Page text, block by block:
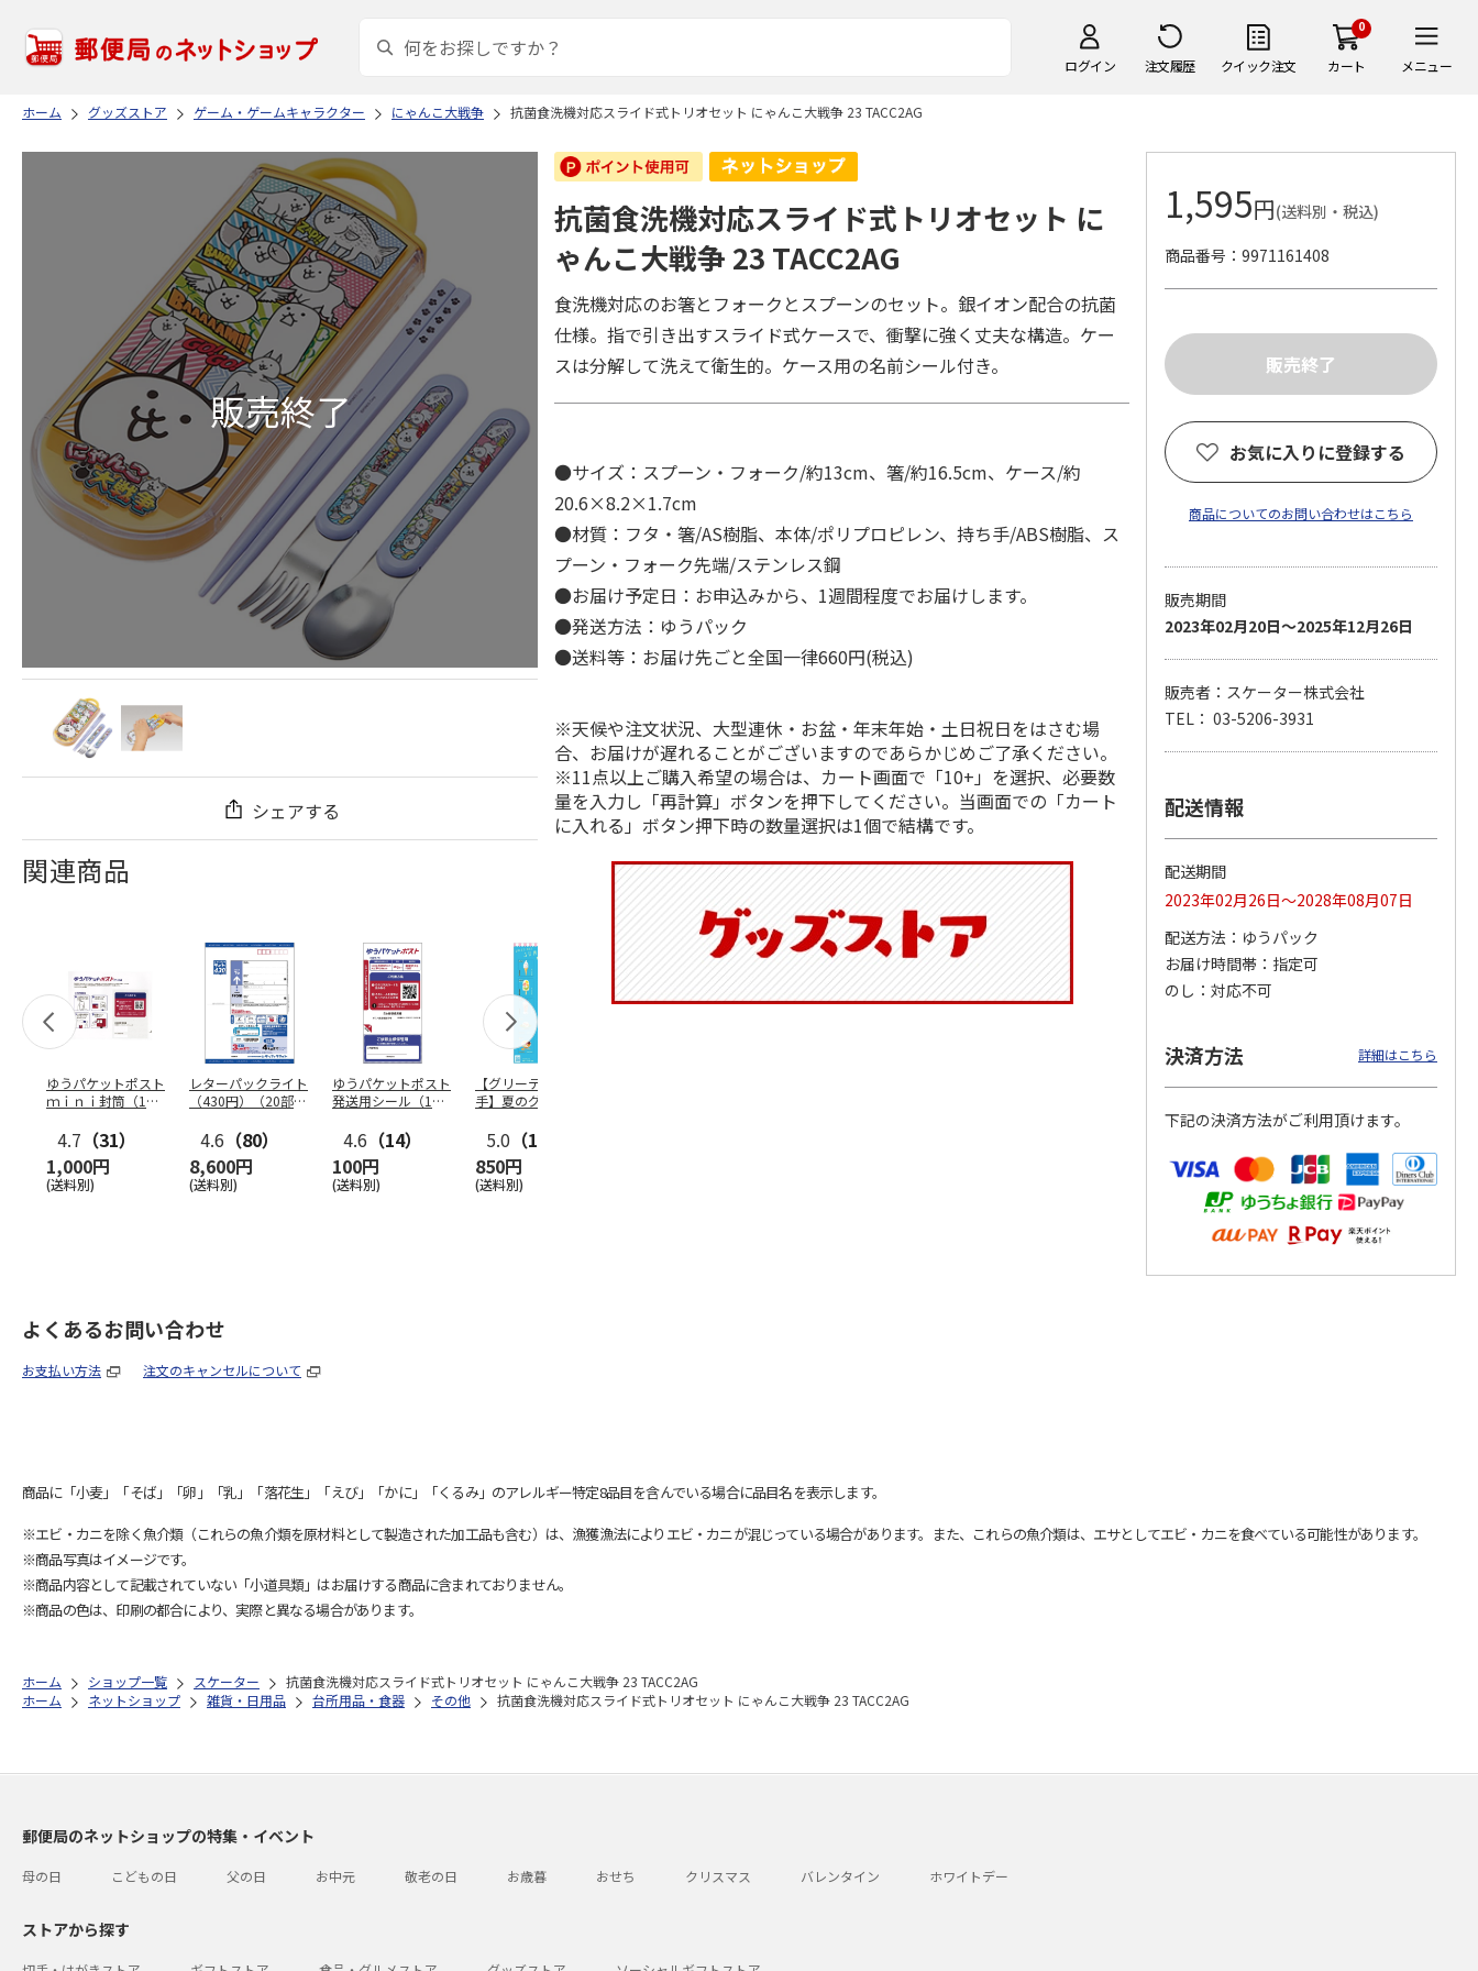
ログイン 注文履歴 クイック注文
0
カート メニュー
ホーム グッズストア ゲーム・ゲームキャラクター にゃんこ大戦争 抗菌食洗機対応スライド式トリオセット にゃんこ大戦争 23 TACC2AG
シェアする
関連商品
ゆうパケットポスト
ｍｉｎｉ封筒（1個
4.7 （31）
1,000円
(送料別)
レターパックライト
（430円）（20部セ
4.6 （80）
8,600円
(送料別)
ゆうパケットポスト
発送用シール（1個
4.6 （14）
100円
(送料別)
【グリーティング切
手】夏のグリーティ
5.0 （10）
850円
(送料別)
【グリーティング切
【グリーティング切
（シンプル）（110
5,500円
(送料別)
【のり式】110円普
ート100枚）
11,000円
(送料別)
抗菌食洗機対応スライド式トリオセット に
ゃんこ大戦争 23 TACC2AG
食洗機対応のお箸とフォークとスプーンのセット。銀イオン配合の抗菌
仕様。指で引き出すスライド式ケースで、衝撃に強く丈夫な構造。ケー
スは分解して洗えて衛生的。ケース用の名前シール付き。
●サイズ：スプーン・フォーク/約13cm、箸/約16.5cm、ケース/約
20.6×8.2×1.7cm
●材質：フタ・箸/AS樹脂、本体/ポリプロピレン、持ち手/ABS樹脂、ス
プーン・フォーク先端/ステンレス鋼
●お届け予定日：お申込みから、1週間程度でお届けします。
●発送方法：ゆうパック
●送料等：お届け先ごと全国一律660円(税込)
※天候や注文状況、大型連休・お盆・年末年始・土日祝日をはさむ場
合、お届けが遅れることがございますのであらかじめご了承ください。
※11点以上ご購入希望の場合は、カート画面で「10+」を選択、必要数
量を入力し「再計算」ボタンを押下してください。当画面での「カート
に入れる」ボタン押下時の数量選択は1個で結構です。
1,595円(送料別・税込)
商品番号
9971161408
お気に入りに登録する
商品についてのお問い合わせはこちら
販売期間
2023年02月20日～2025年12月26日
販売者：スケーター株式会社
TEL： 03-5206-3931
配送情報
配送期間
2023年02月26日～2028年08月07日
配送方法
ゆうパック
お届け時間帯
指定可
のし
対応不可
決済方法 詳細はこちら
下記の決済方法がご利用頂けます。
よくあるお問い合わせ
お支払い方法 注文のキャンセルについて
商品に「小麦」「そば」「卵」「乳」「落花生」「えび」「かに」「くるみ」のアレルギー特定8品目を含んでいる場合に品目名を表示します。
※エビ・カニを除く魚介類（これらの魚介類を原材料として製造された加工品も含む）は、漁獲漁法によりエビ・カニが混じっている場合があります。また、これらの魚介類は、エサとしてエビ・カニを食べている可能性があります。
※商品写真はイメージです。
※商品内容として記載されていない「小道具類」はお届けする商品に含まれておりません。
※商品の色は、印刷の都合により、実際と異なる場合があります。
ホーム ショップ一覧 スケーター
抗菌食洗機対応スライド式トリオセット にゃんこ大戦争 23 TACC2AG
ホーム
ネットショップ 雑貨・日用品 台所用品・食器 その他 抗菌食洗機対応スライド式トリオセット にゃんこ大戦争 23 TACC2AG
郵便局のネットショップの特集・イベント
母の日 こどもの日 父の日 お中元 敬老の日 お歳暮 おせち クリスマス バレンタイン ホワイトデー
ストアから探す